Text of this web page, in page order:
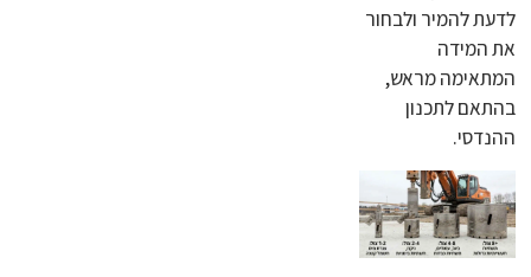
לדעת להמיר ולבחור
את המידה
המתאימה מראש,
בהתאם לתכנון
ההנדסי.